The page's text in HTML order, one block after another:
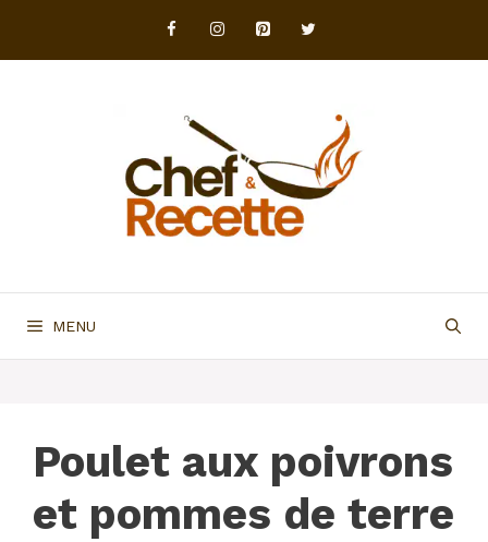
contenu
MENU
Poulet aux poivrons
et pommes de terre